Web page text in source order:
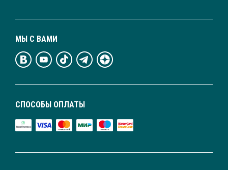
СПОСОБЫ ОПЛАТЫ
МЫ С ВАМИ